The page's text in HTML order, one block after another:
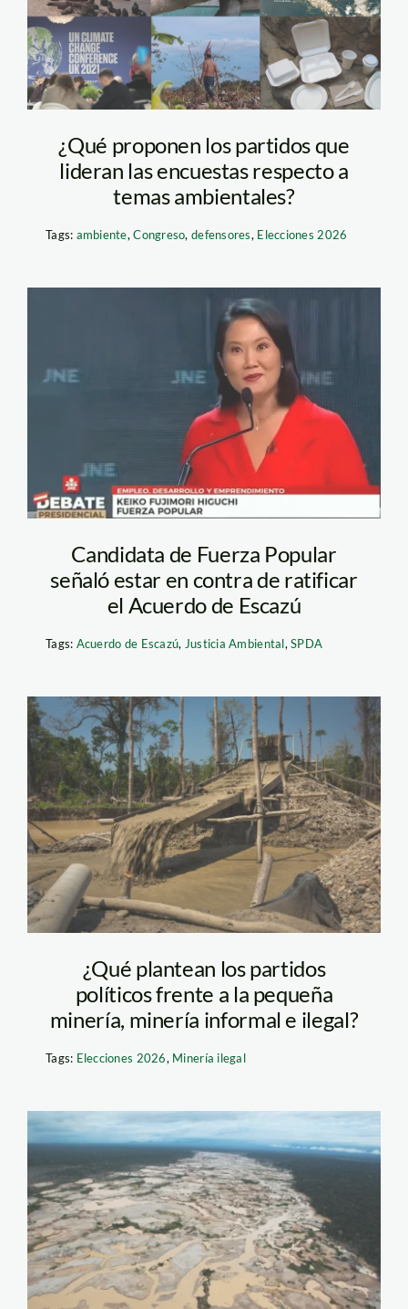
2021
¿Qué proponen los partidos que
lideran las encuestas respecto a
temas ambientales?
Tags: ambiente,Congreso,defensores, Elecciones 2026
keiko-fujimori—
acuerdo-de-escazu
Candidata de Fuerza Popular
señaló estar en contra de ratificar
el Acuerdo de Escazú
Tags: Acuerdo de Escazú, Justicia Ambiental,SPDA
Minería ilegal.
Foto_Diego Perez
SPDA.jpg (1)
¿Qué plantean los partidos
políticos frente a la pequeña
minería, minería informal e ilegal?
Tags: Elecciones 2026, Minería ilegal
mineria madre de dios
– andina